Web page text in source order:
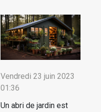
Vendredi 23 juin 2023
01:36
Un abri de jardin est